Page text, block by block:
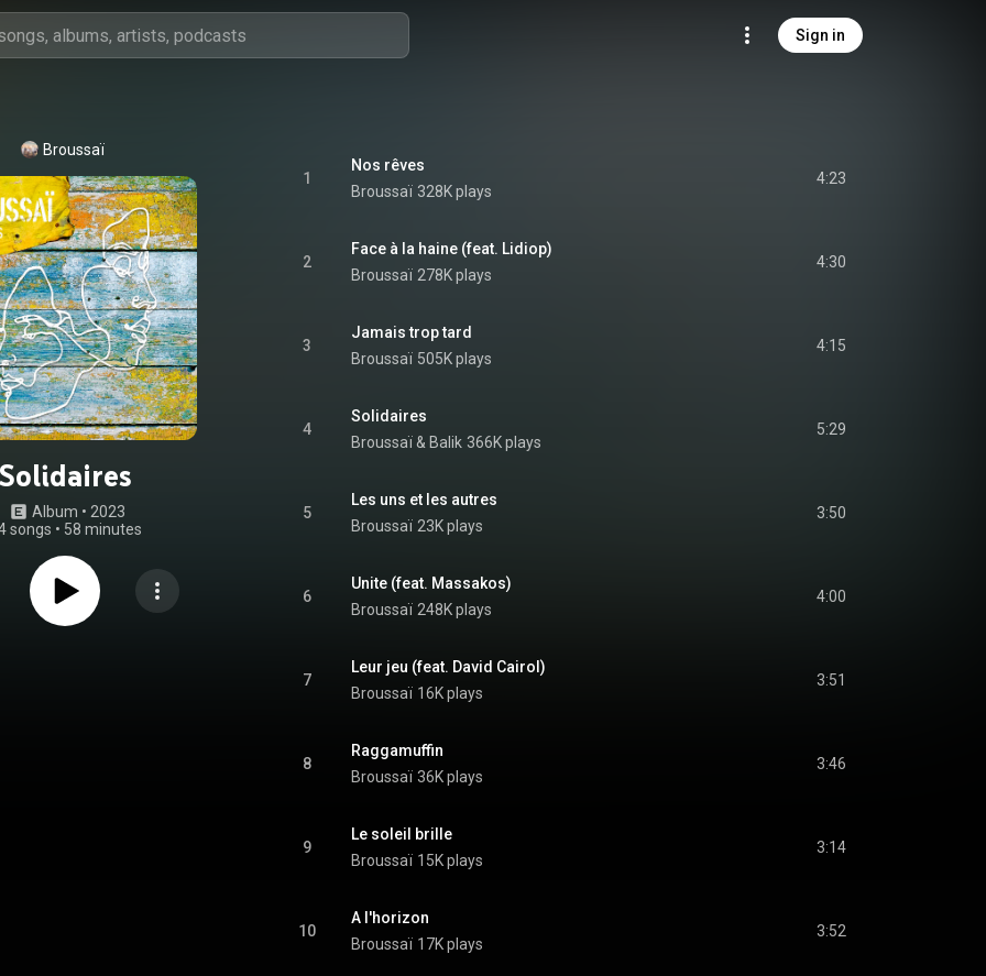
Sign in
Broussaï
Album • 2023
songs • 58 minutes
1
Nos rêves
Broussaï 328K plays
4:23
2
Face à la haine (feat. Lidiop)
Broussaï 278K plays
4:30
3
Jamais trop tard
Broussaï 505K plays
4:15
4
Solidaires
Broussaï & Balik 366K plays
5:29
5
Les uns et les autres
Broussaï 23K plays
3:50
6
Unite (feat. Massakos)
Broussaï 248K plays
4:00
7
Leur jeu (feat. David Cairol)
Broussaï 16K plays
3:51
8
Raggamuffin
Broussaï 36K plays
3:46
9
Le soleil brille
Broussaï 15K plays
3:14
10
A l'horizon
Broussaï 17K plays
3:52